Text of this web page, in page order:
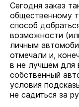
Сегодня заказ
общественному
способ
возможности
личным
отмечали и,
в не лучшем для
собственный
условия
не садиться за